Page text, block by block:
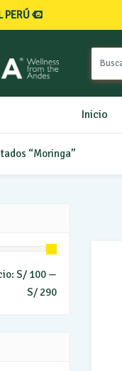
PERÚ
Inicio
“Moringa”
mínimo
máximo
S/ 100 —
S/ 290